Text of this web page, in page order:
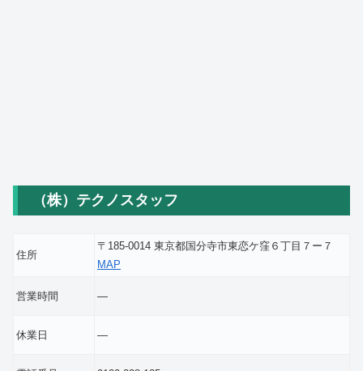
（株）テクノスタッフ
住所
〒185-0014 東京都国分寺市東恋ケ窪６丁目７ー７
MAP
営業時間 ―
休業日 ―